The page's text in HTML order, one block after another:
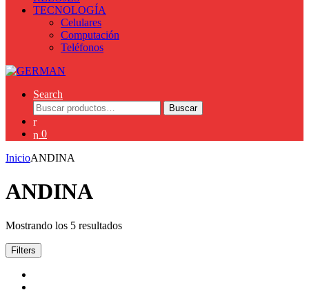
TECNOLOGÍA
Celulares
Computación
Teléfonos
Search
Buscar
por:
Buscar
0
InicioANDINA
ANDINA
Mostrando los 5 resultados
Filters